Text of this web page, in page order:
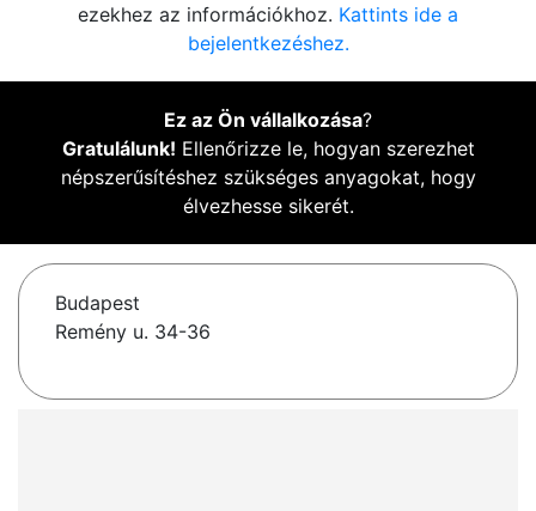
ezekhez az információkhoz. Kattints ide a
bejelentkezéshez.
Ez az Ön vállalkozása?
Gratulálunk! Ellenőrizze le, hogyan szerezhet
népszerűsítéshez szükséges anyagokat, hogy
élvezhesse sikerét.
Budapest
Remény u. 34-36